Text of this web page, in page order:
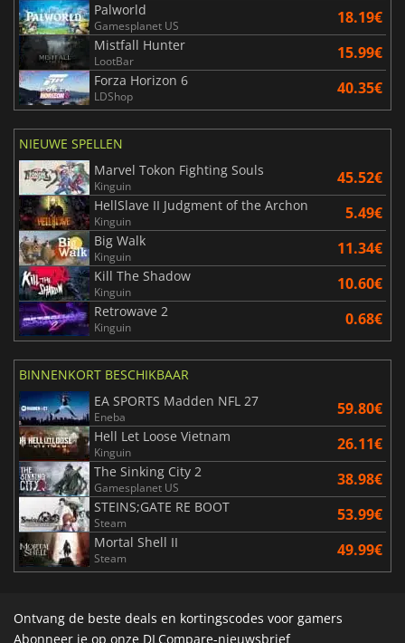
Palworld
Gamesplanet US 18.19€
Mistfall Hunter
LootBar 15.99€
Forza Horizon 6
LDShop 40.35€
NIEUWE SPELLEN
Marvel Tokon Fighting Souls
Kinguin 45.52€
HellSlave II Judgment of the Archon
Kinguin 5.49€
Big Walk
Kinguin 11.34€
Kill The Shadow
Kinguin 10.60€
Retrowave 2
Kinguin 0.68€
BINNENKORT BESCHIKBAAR
EA SPORTS Madden NFL 27
Eneba 59.80€
Hell Let Loose Vietnam
Kinguin 26.11€
The Sinking City 2
Gamesplanet US 38.98€
STEINS;GATE RE BOOT
Steam 53.99€
Mortal Shell II
Steam 49.99€
Ontvang de beste deals en kortingscodes voor gamers
Abonneer je op onze DLCompare-nieuwsbrief